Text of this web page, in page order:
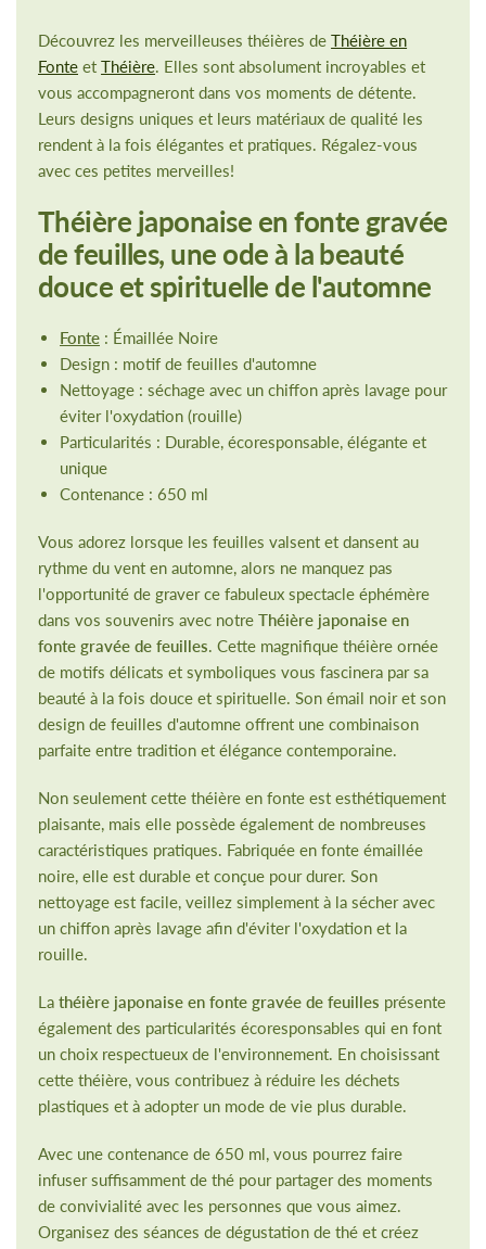
Découvrez les merveilleuses théières deThéière en
Fonte etThéière. Elles sont absolument incroyables et
vous accompagneront dans vos moments de détente.
Leurs designs uniques et leurs matériaux de qualité les
rendent à la fois élégantes et pratiques. Régalez-vous
avec ces petites merveilles!
Théière japonaise en fonte gravée
de feuilles, une ode à la beauté
douce et spirituelle de l'automne
Fonte : Émaillée Noire
Design : motif de feuilles d'automne
Nettoyage : séchage avec un chiffon après lavage pour
éviter l'oxydation (rouille)
Particularités : Durable, écoresponsable, élégante et
unique
Contenance : 650 ml
Vous adorez lorsque les feuilles valsent et dansent au
rythme du vent en automne, alors ne manquez pas
l'opportunité de graver ce fabuleux spectacle éphémère
dans vos souvenirs avec notreThéière japonaise en
fonte gravée de feuilles. Cette magnifique théière ornée
de motifs délicats et symboliques vous fascinera par sa
beauté à la fois douce et spirituelle. Son émail noir et son
design de feuilles d'automne offrent une combinaison
parfaite entre tradition et élégance contemporaine.
Non seulement cette théière en fonte est esthétiquement
plaisante, mais elle possède également de nombreuses
caractéristiques pratiques. Fabriquée en fonte émaillée
noire, elle est durable et conçue pour durer. Son
nettoyage est facile, veillez simplement à la sécher avec
un chiffon après lavage afin d'éviter l'oxydation et la
rouille.
Lathéière japonaise en fonte gravée de feuilles présente
également des particularités écoresponsables qui en font
un choix respectueux de l'environnement. En choisissant
cette théière, vous contribuez à réduire les déchets
plastiques et à adopter un mode de vie plus durable.
Avec une contenance de 650 ml, vous pourrez faire
infuser suffisamment de thé pour partager des moments
de convivialité avec les personnes que vous aimez.
Organisez des séances de dégustation de thé et créez